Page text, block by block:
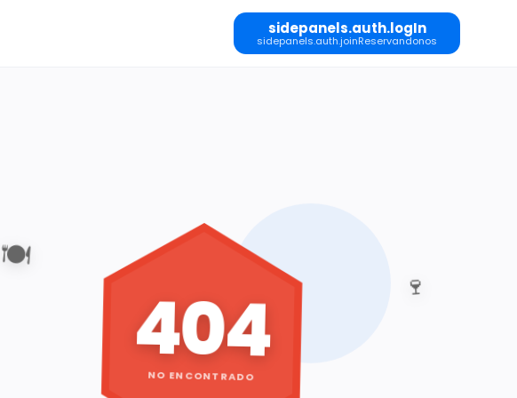
sidepanels.auth.logIn
sidepanels.auth.joinReservandonos
🍽️
🍷
404
NO ENCONTRADO